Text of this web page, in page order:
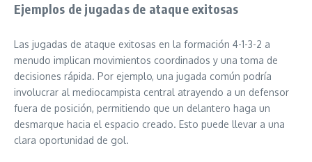
Ejemplos de jugadas de ataque exitosas
Las jugadas de ataque exitosas en la formación 4-1-3-2 a
menudo implican movimientos coordinados y una toma de
decisiones rápida. Por ejemplo, una jugada común podría
involucrar al mediocampista central atrayendo a un defensor
fuera de posición, permitiendo que un delantero haga un
desmarque hacia el espacio creado. Esto puede llevar a una
clara oportunidad de gol.